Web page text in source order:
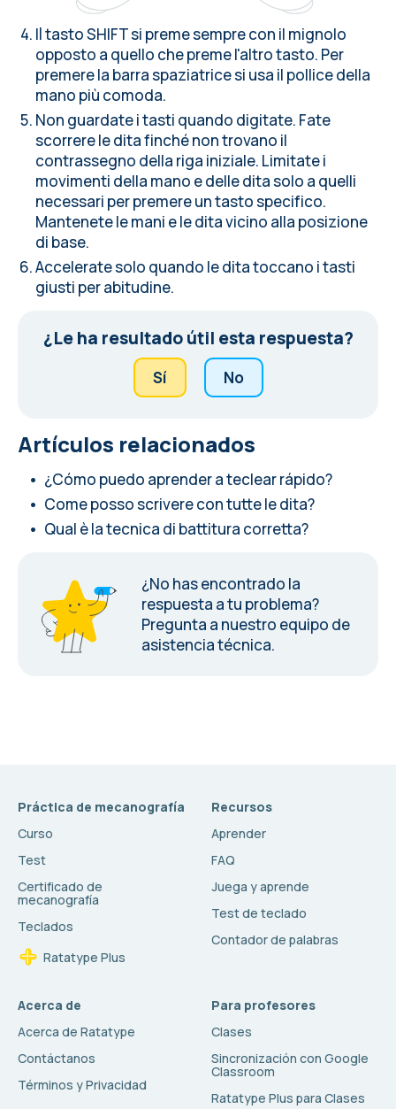
Il tasto SHIFT si preme sempre con il mignolo
opposto a quello che preme l'altro tasto. Per
premere la barra spaziatrice si usa il pollice della
mano più comoda.
Non guardate i tasti quando digitate. Fate
scorrere le dita finché non trovano il
contrassegno della riga iniziale. Limitate i
movimenti della mano e delle dita solo a quelli
necessari per premere un tasto specifico.
Mantenete le mani e le dita vicino alla posizione
di base.
Accelerate solo quando le dita toccano i tasti
giusti per abitudine.
¿Le ha resultado útil esta respuesta?
Sí No
Artículos relacionados
¿Cómo puedo aprender a teclear rápido?
Come posso scrivere con tutte le dita?
Qual è la tecnica di battitura corretta?
¿No has encontrado la
respuesta a tu problema?
Pregunta a nuestro equipo de
asistencia técnica.
Práctica de mecanografía
Curso
Test
Certificado de
mecanografía
Teclados
Ratatype Plus
Recursos
Aprender
FAQ
Juega y aprende
Test de teclado
Contador de palabras
Acerca de
Acerca de Ratatype
Contáctanos
Términos y Privacidad
Para profesores
Clases
Sincronización con Google
Classroom
Ratatype Plus para Clases